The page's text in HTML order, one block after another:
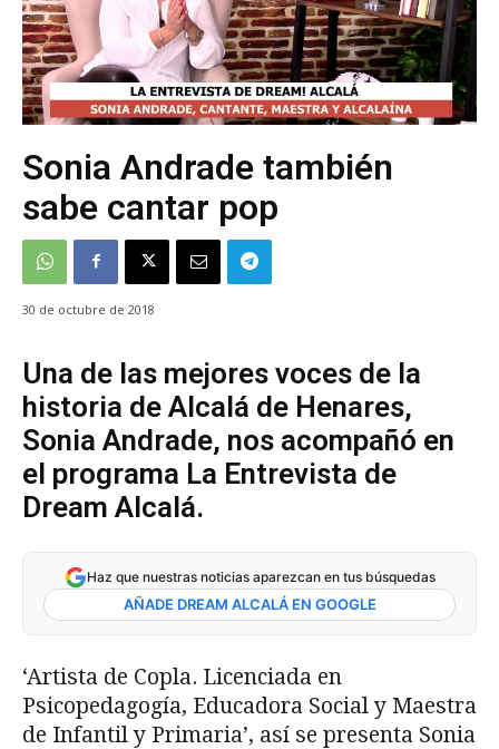
Sonia Andrade también
sabe cantar pop
30 de octubre de 2018
Una de las mejores voces de la
historia de Alcalá de Henares,
Sonia Andrade, nos acompañó en
el programa La Entrevista de
Dream Alcalá.
Haz que nuestras noticias aparezcan en tus búsquedas
AÑADE DREAM ALCALÁ EN GOOGLE
‘Artista de Copla. Licenciada en
Psicopedagogía, Educadora Social y Maestra
de Infantil y Primaria’, así se presenta Sonia